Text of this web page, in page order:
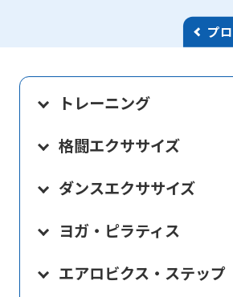
プ
トレーニング
格闘エクササイズ
ダンスエクササイズ
ヨガ・ピラティス
エアロビクス・ステップ